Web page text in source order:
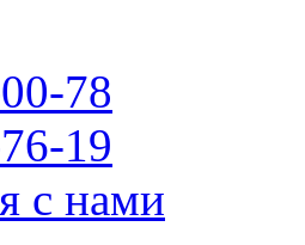
78
19
с нами